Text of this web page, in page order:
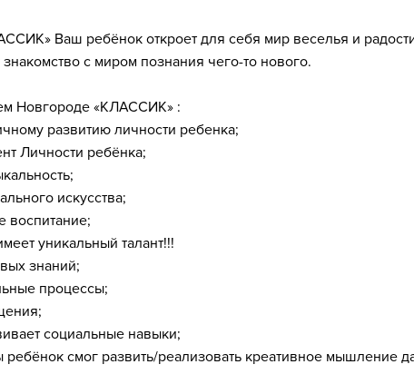
Ваш ребёнок откроет для себя мир веселья и
с миром познания чего-то нового.
Новгороде «КЛАССИК» :
развитию личности ребенка;
Личности ребёнка;
искусства;
воспитание;
уникальный талант!!!
знаний;
процессы;
социальные навыки;
ребёнок смог развить/реализовать креативное мышление